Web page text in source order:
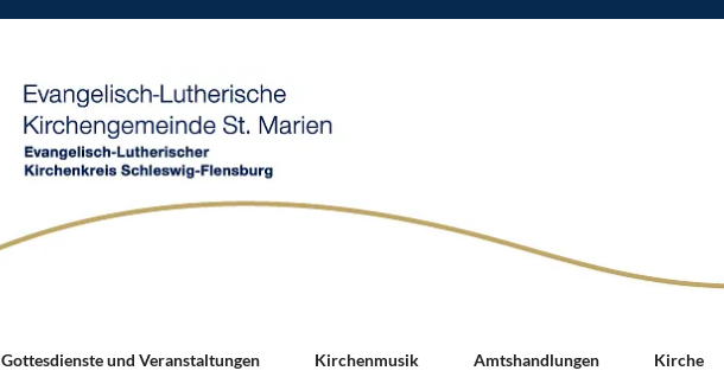
Gottesdienste und Veranstaltungen Kirchenmusik Amtshandlungen Kirche